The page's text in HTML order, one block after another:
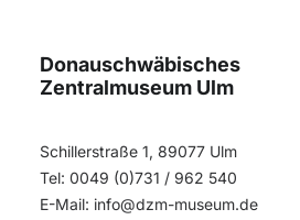
Donauschwäbisches
Zentralmuseum Ulm
Schillerstraße 1, 89077 Ulm
Tel: 0049 (0)731 / 962 540
E-Mail: info@dzm-museum.de